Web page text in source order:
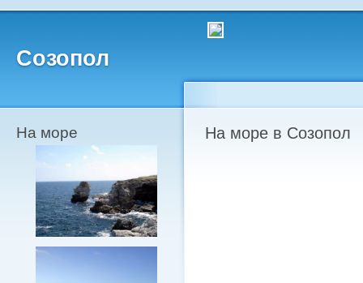
Созопол
На море На море в Созопол